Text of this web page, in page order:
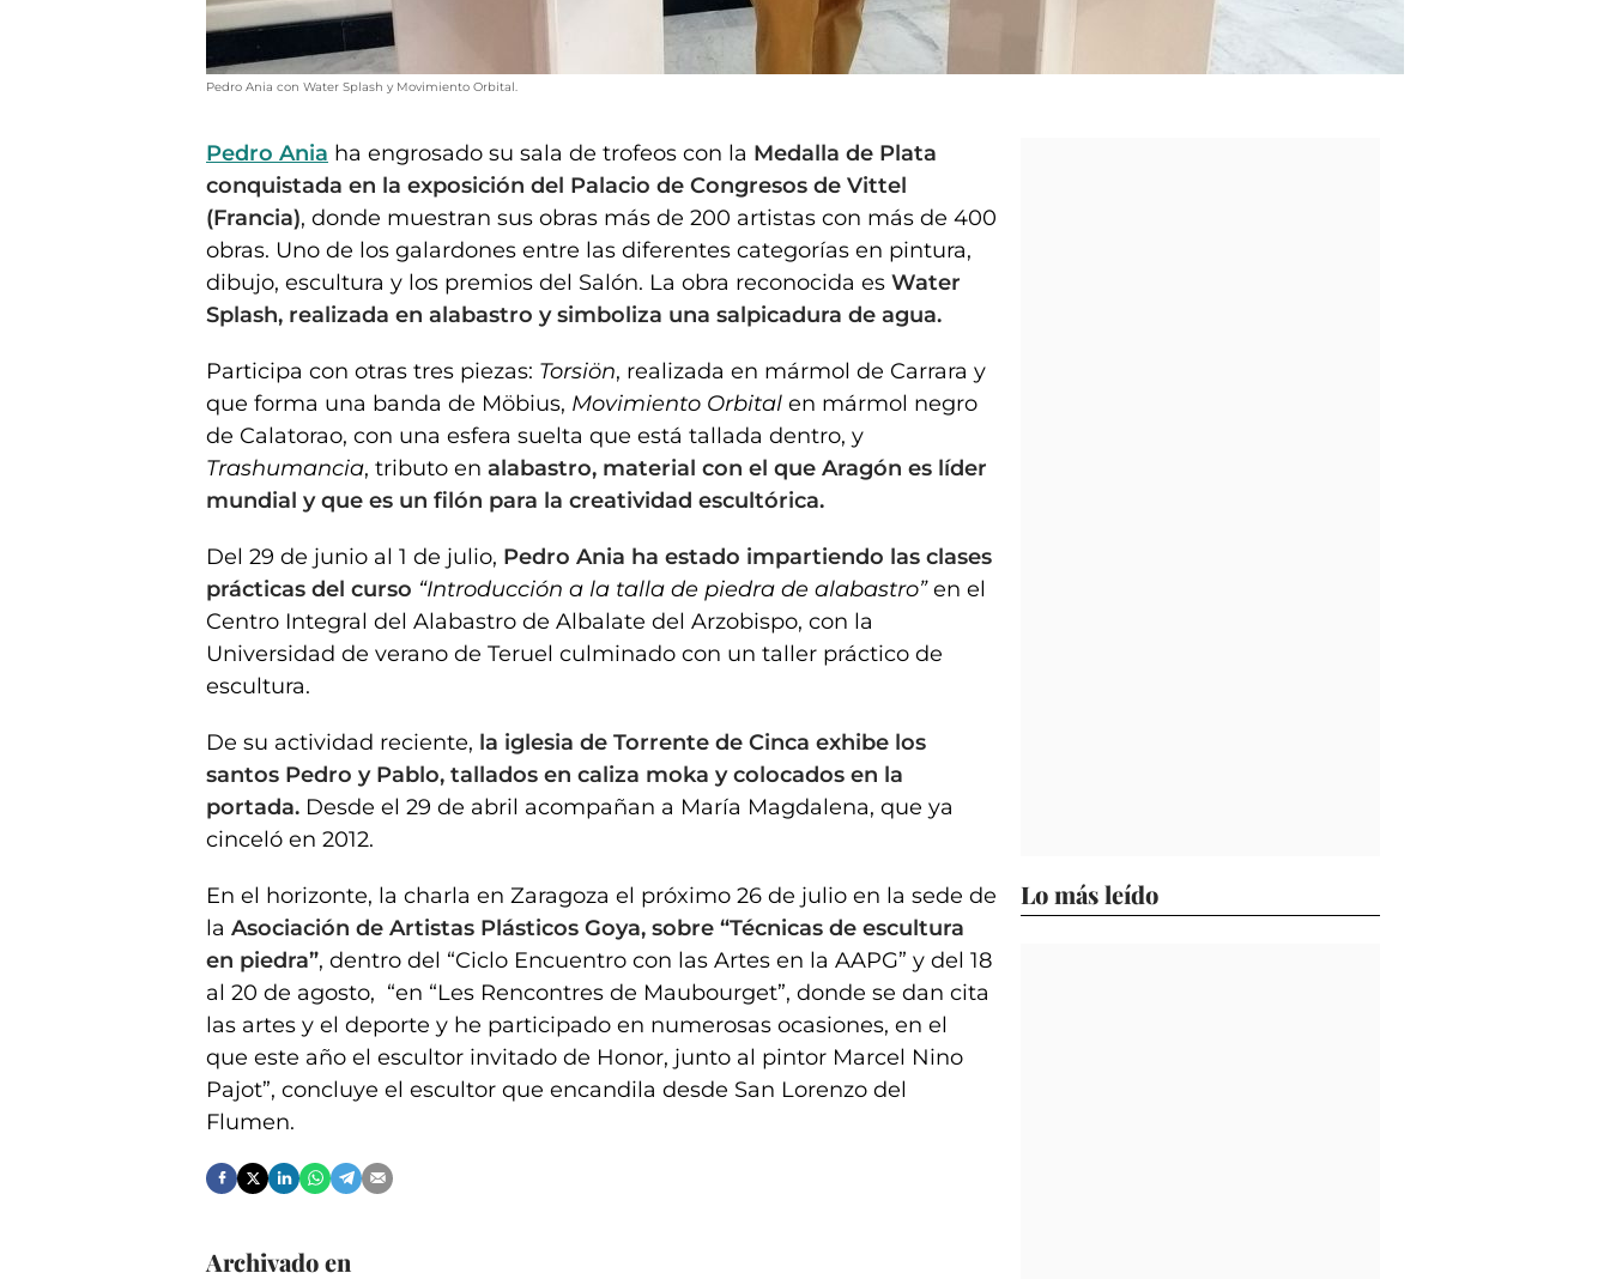
Pedro Ania con Water Splash y Movimiento Orbital.
Pedro Ania ha engrosado su sala de trofeos con la Medalla de Plata
conquistada en la exposición del Palacio de Congresos de Vittel
(Francia), donde muestran sus obras más de 200 artistas con más de 400
obras. Uno de los galardones entre las diferentes categorías en pintura,
dibujo, escultura y los premios del Salón. La obra reconocida es Water
Splash, realizada en alabastro y simboliza una salpicadura de agua.
Participa con otras tres piezas: Torsiön, realizada en mármol de Carrara y
que forma una banda de Möbius, Movimiento Orbital en mármol negro
de Calatorao, con una esfera suelta que está tallada dentro, y
Trashumancia, tributo en alabastro, material con el que Aragón es líder
mundial y que es un filón para la creatividad escultórica.
Del 29 de junio al 1 de julio, Pedro Ania ha estado impartiendo las clases
prácticas del curso “Introducción a la talla de piedra de alabastro”en el
Centro Integral del Alabastro de Albalate del Arzobispo, con la
Universidad de verano de Teruel culminado con un taller práctico de
escultura.
De su actividad reciente, la iglesia de Torrente de Cinca exhibe los
santos Pedro y Pablo, tallados en caliza moka y colocados en la
portada. Desde el 29 de abril acompañan a María Magdalena, que ya
cinceló en 2012.
En el horizonte, la charla en Zaragoza el próximo 26 de julio en la sede de
la Asociación de Artistas Plásticos Goya, sobre “Técnicas de escultura
en piedra”, dentro del “Ciclo Encuentro con las Artes en la AAPG” y del 18
al 20 de agosto, “en “Les Rencontres de Maubourget”, donde se dan cita
las artes y el deporte y he participado en numerosas ocasiones, en el
que este año el escultor invitado de Honor, junto al pintor Marcel Nino
Pajot”, concluye el escultor que encandila desde San Lorenzo del
Flumen.
Archivado en
Lo más leído